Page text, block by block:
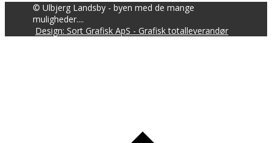
© Ulbjerg Landsby - byen med de mange
muligheder....
Design: Sort Grafisk ApS - Grafisk totalleverandør